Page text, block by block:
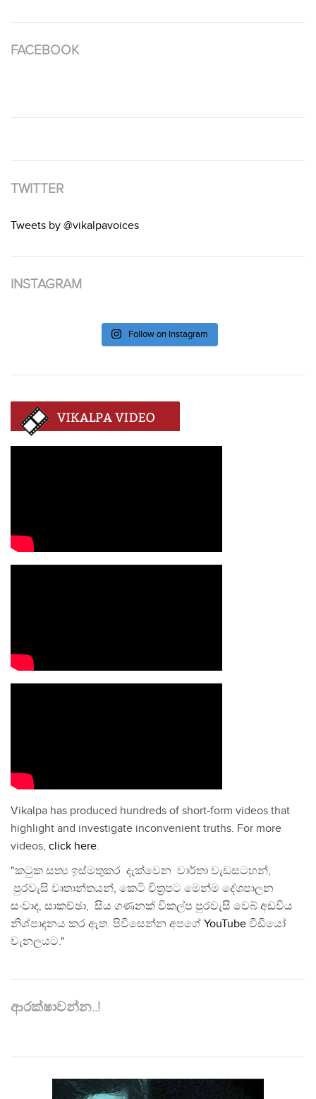
FACEBOOK
TWITTER
Tweets by @vikalpavoices
INSTAGRAM
Follow on Instagram
Vikalpa has produced hundreds of short-form videos that
highlight and investigate inconvenient truths. For more
videos, click here.
"කටුක සත්‍ය ඉස්මතුකර දැක්වෙන වාර්තා වැඩසටහන්,
පුරවැසි වෘතාන්තයන්, කෙටි චිත්‍රපට මෙන්ම දේශපාලන
සංවාද, සාකච්ඡා, සිය ගණනක් විකල්ප පුරවැසි වෙබ් අඩවිය
නිශ්පාදනය කර ඇත. පිවිසෙන්න අපගේ YouTube වීඩියෝ
චැනලයට."
ආරක්ෂාවන්න..!